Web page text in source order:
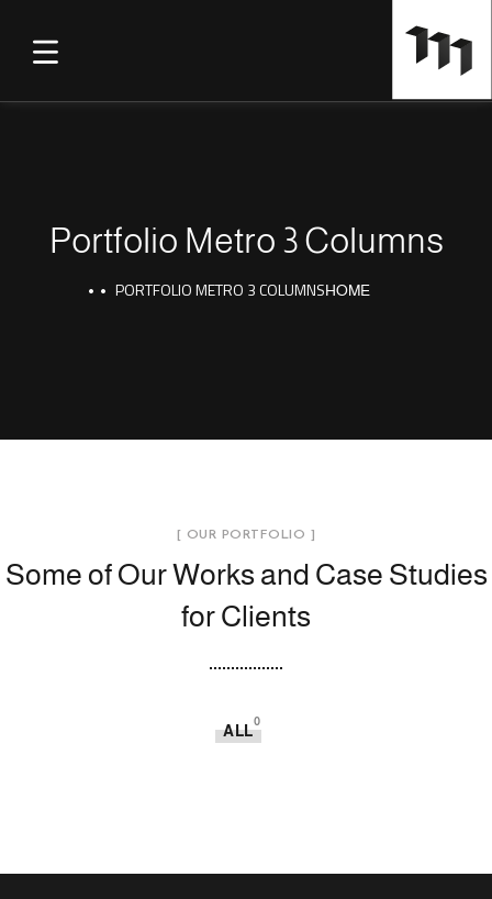
Portfolio Metro 3 Columns
HOME
PORTFOLIO METRO 3 COLUMNS
[ OUR PORTFOLIO ]
Some of Our Works and Case Studies
for Clients
ALL
0